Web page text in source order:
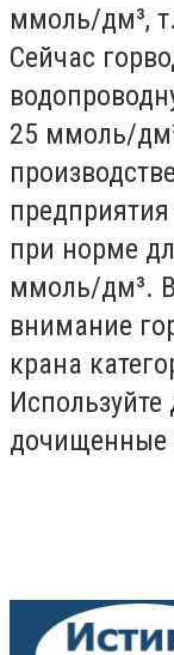
ммоль/дм³,
Сейчас
25 ммоль/
при норме
ммоль/дм³.
внимание
крана
дочищенные